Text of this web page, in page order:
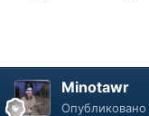
Minotawr
Опубликовано